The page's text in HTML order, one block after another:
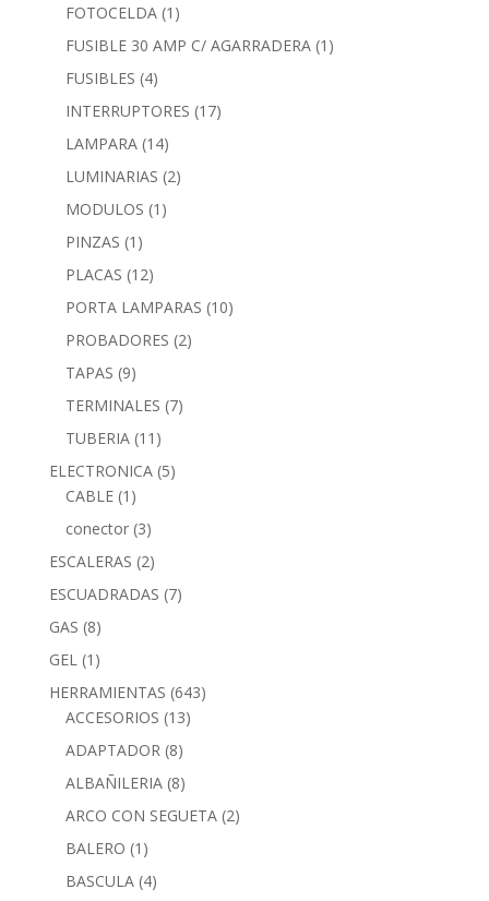
FOTOCELDA (1)
FUSIBLE 30 AMP C/ AGARRADERA (1)
FUSIBLES (4)
INTERRUPTORES (17)
LAMPARA (14)
LUMINARIAS (2)
MODULOS (1)
PINZAS (1)
PLACAS (12)
PORTA LAMPARAS (10)
PROBADORES (2)
TAPAS (9)
TERMINALES (7)
TUBERIA (11)
ELECTRONICA (5)
CABLE (1)
conector (3)
ESCALERAS (2)
ESCUADRADAS (7)
GAS (8)
GEL (1)
HERRAMIENTAS (643)
ACCESORIOS (13)
ADAPTADOR (8)
ALBAÑILERIA (8)
ARCO CON SEGUETA (2)
BALERO (1)
BASCULA (4)